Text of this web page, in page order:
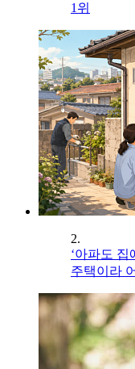
1위
2.
‘아파도
주택이라